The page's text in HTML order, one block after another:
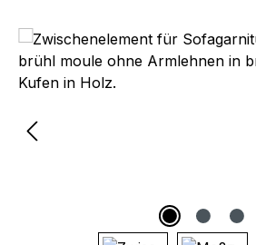
Bildergalerie überspringen